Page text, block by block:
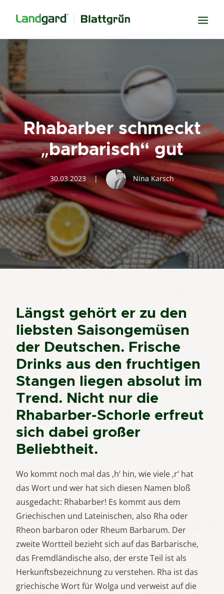
Inspiration
Verbundenheit
Transparenz
Freude
Erfolg
Miteinander
Wissen
Suche
Rhabarber schmeckt
„barbarisch“ gut
30.03.2023 | Nina Karsch
Längst gehört er zu den
liebsten Saisongemüsen
der Deutschen. Frische
Drinks aus den fruchtigen
Stangen liegen absolut im
Trend. Nicht nur die
Rhabarber-Schorle erfreut
sich dabei großer
Beliebtheit.
Wo kommt noch mal das ‚h‘ hin, wie viele ‚r‘ hat
das Wort und wer hat sich diesen Namen bloß
ausgedacht: Rhabarber! Es kommt aus dem
Griechischen und Lateinischen, also Rha oder
Rheon barbaron oder Rheum Barbarum. Der
zweite Wortteil bezieht sich auf das Barbarische,
das Fremdländische also, der erste Teil ist als
Herkunftsbezeichnung zu verstehen. Rha ist das
griechische Wort für Wolga und verweist auf die